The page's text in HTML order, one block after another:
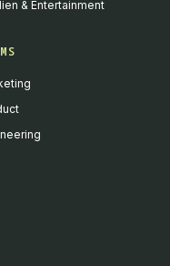
& Entertainment